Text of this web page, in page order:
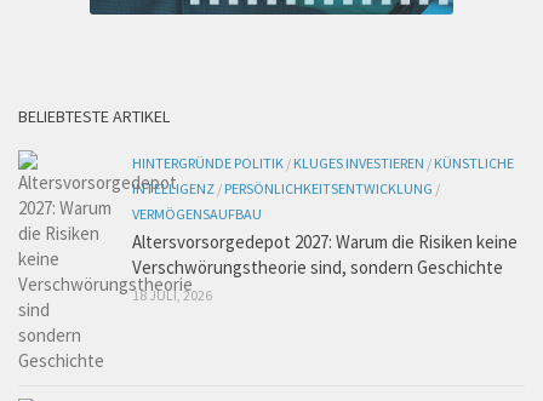
BELIEBTESTE ARTIKEL
HINTERGRÜNDE POLITIK / KLUGES INVESTIEREN / KÜNSTLICHE
INTELLIGENZ / PERSÖNLICHKEITSENTWICKLUNG /
VERMÖGENSAUFBAU
Altersvorsorgedepot 2027: Warum die Risiken keine
Verschwörungstheorie sind, sondern Geschichte
18 JULI, 2026